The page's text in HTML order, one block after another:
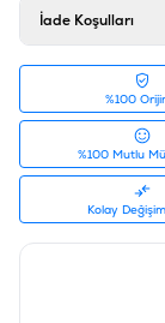
Sessiz çalışma
akıllı su sebili,
konforlu sağlık
Teknik
Özellik
Su Kapasitesi
İade Koşulları
%100
%100 Mutlu
Kolay